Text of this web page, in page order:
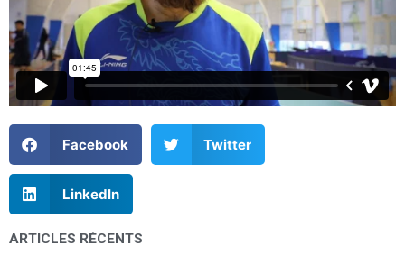
Facebook Twitter
LinkedIn
ARTICLES RÉCENTS